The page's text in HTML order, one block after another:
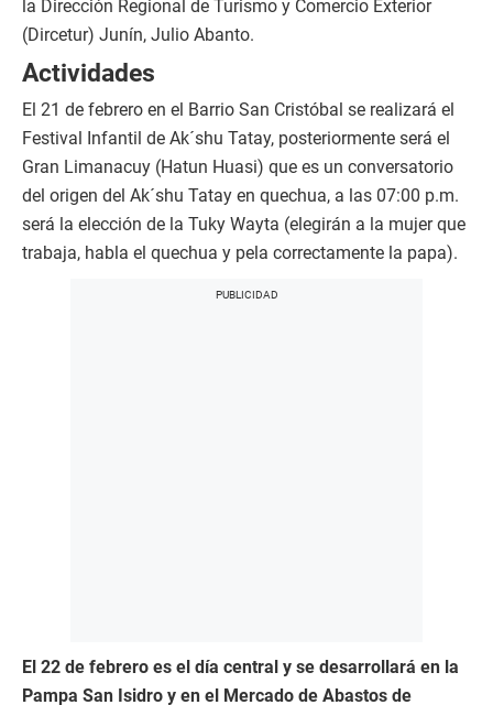
la Dirección Regional de Turismo y Comercio Exterior
(Dircetur) Junín, Julio Abanto.
Actividades
El 21 de febrero en el Barrio San Cristóbal se realizará el
Festival Infantil de Ak´shu Tatay, posteriormente será el
Gran Limanacuy (Hatun Huasi) que es un conversatorio
del origen del Ak´shu Tatay en quechua, a las 07:00 p.m.
será la elección de la Tuky Wayta (elegirán a la mujer que
trabaja, habla el quechua y pela correctamente la papa).
El 22 de febrero es el día central y se desarrollará en la
Pampa San Isidro y en el Mercado de Abastos de